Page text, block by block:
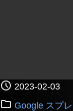
2023-02-03
Google スプ